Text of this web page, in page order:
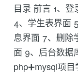
目录 前言 1、
4、学生表界面
息界面 7、删除
面 9、后台数据
php➕mysql项